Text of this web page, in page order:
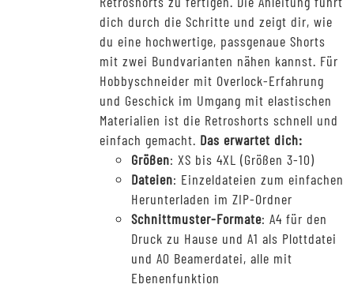
dich durch die Schritte und zeigt dir, wie
du eine hochwertige, passgenaue Shorts
mit zwei Bundvarianten nähen kannst. Für
Hobbyschneider mit Overlock-Erfahrung
und Geschick im Umgang mit elastischen
Materialien ist die Retroshorts schnell und
einfach gemacht. Das erwartet dich:
Größen: XS bis 4XL (Größen 3-10)
Dateien: Einzeldateien zum einfachen
Herunterladen im ZIP-Ordner
Schnittmuster-Formate: A4 für den
Druck zu Hause und A1 als Plottdatei
und A0 Beamerdatei, alle mit
Ebenenfunktion